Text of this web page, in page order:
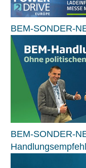
BEM-SONDER-
BEM-SONDER-